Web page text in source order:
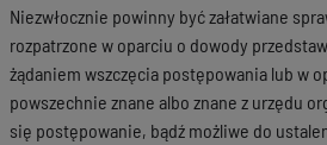
Niezwłocznie powinny być załatwiane
rozpatrzone w oparciu o dowody
żądaniem wszczęcia postępowania lub w
powszechnie znane albo znane z urzędu
się postępowanie, bądź możliwe do